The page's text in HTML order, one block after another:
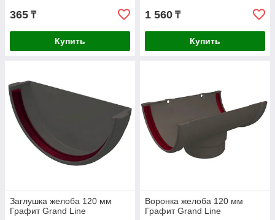
365 ₸
Купить
1 560 ₸
Купить
Заглушка желоба 120 мм
Графит Grand Line
Воронка желоба 120 мм
Графит Grand Line